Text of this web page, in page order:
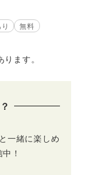
無料
ます。
一緒に楽しめ
！